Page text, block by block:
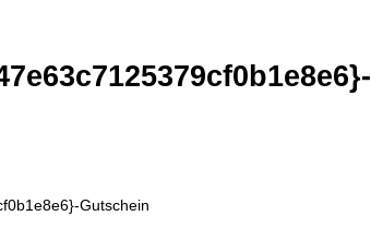
Gutschein